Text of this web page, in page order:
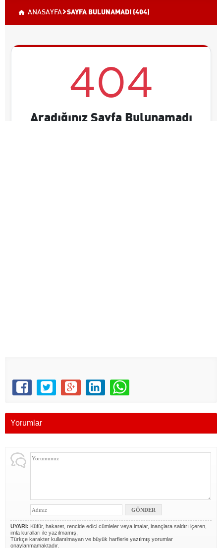
Yorumlar
UYARI: Küfür, hakaret, rencide edici cümleler veya imalar, inançlara saldırı içeren,
imla kuralları ile yazılmamış,
Türkçe karakter kullanılmayan ve büyük harflerle yazılmış yorumlar
onaylanmamaktadır.